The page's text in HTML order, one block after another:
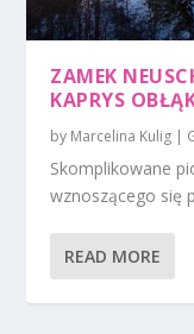
ZAMEK
KAPRYS
by Marcelina Kulig |
Skomplikowane
wznoszącego się
READ MORE